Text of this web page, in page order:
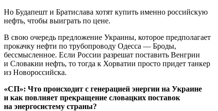
Но Будапешт и Братислава хотят купить именно российскую
нефть, чтобы выиграть по цене.
В свою очередь предложение Украины, которое предполагает
прокачку нефти по трубопроводу Одесса — Броды,
бессмысленное. Если России разрешат поставить Венгрии
и Словакии нефть, то тогда к Хорватии просто придет танкер
из Новороссийска.
«СП»: Что происходит с генерацией энергии на Украине
и как повлияет прекращение словацких поставок
на энергосистему страны?